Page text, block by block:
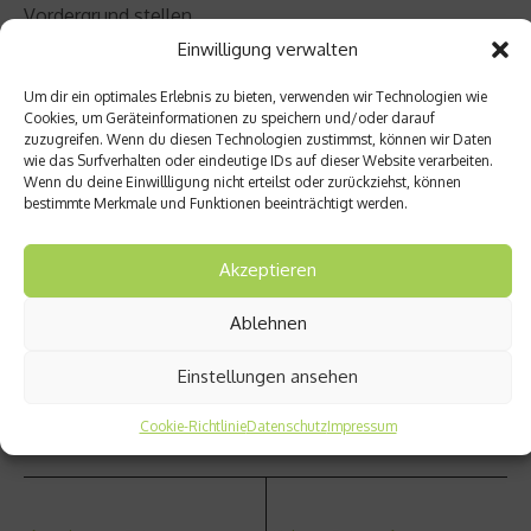
Einwilligung verwalten
Um dir ein optimales Erlebnis zu bieten, verwenden wir Technologien wie
Cookies, um Geräteinformationen zu speichern und/oder darauf
zuzugreifen. Wenn du diesen Technologien zustimmst, können wir Daten
wie das Surfverhalten oder eindeutige IDs auf dieser Website verarbeiten.
Wenn du deine Einwillligung nicht erteilst oder zurückziehst, können
bestimmte Merkmale und Funktionen beeinträchtigt werden.
Akzeptieren
Ablehnen
Einstellungen ansehen
Cookie-RichtlinieDatenschutzImpressum
Vordergrund stellen.
Zur Person
Professor Dr. Manfred
Zehender ist Ärztlicher
Klinik und einer der
führenden